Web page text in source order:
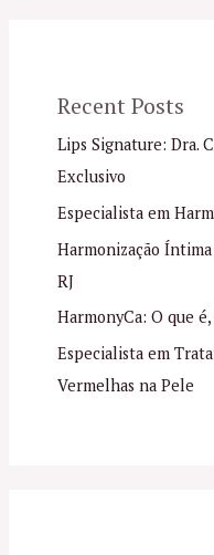
Recent Posts
Lips Signature: Dra.
Exclusivo
Especialista em
Harmonização
RJ
HarmonyCa: O que
Especialista em
Vermelhas na Pele